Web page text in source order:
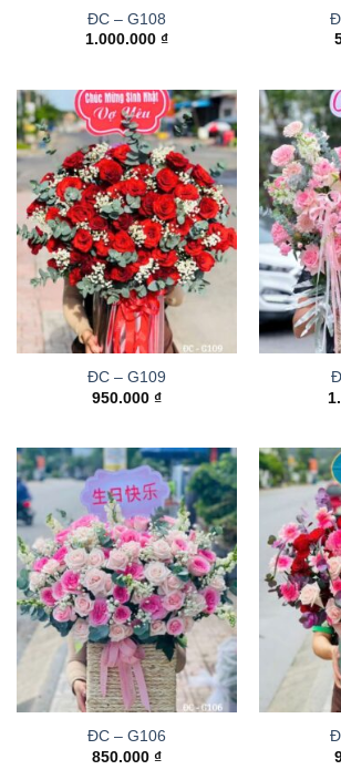
ĐC – G108
1.000.000 ₫
ĐC – G109
950.000 ₫
ĐC – G106
850.000 ₫